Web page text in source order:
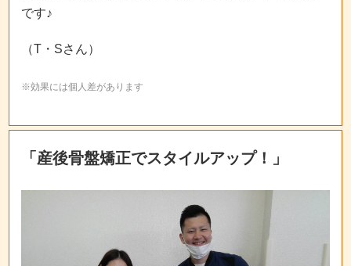
です♪
（T・Sさん）
※効果には個人差があります
「産後骨盤矯正でスタイルアップ！」